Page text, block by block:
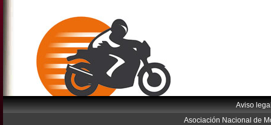
Aviso
Asociación Nacional de